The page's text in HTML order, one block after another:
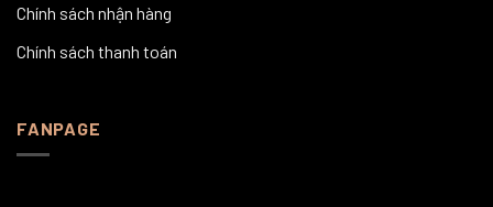
Chính sách nhận hàng
Chính sách thanh toán
FANPAGE